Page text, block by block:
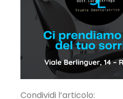
Condividi l’articolo: